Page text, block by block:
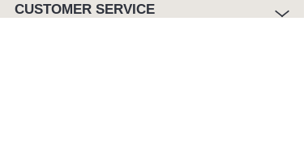
CUSTOMER SERVICE